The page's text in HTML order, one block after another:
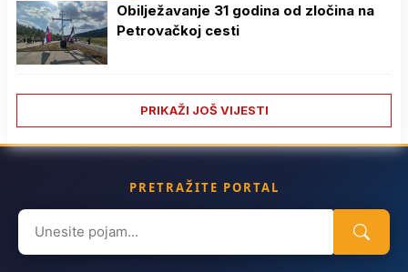
Obilježavanje 31 godina od zločina na
Petrovačkoj cesti
PRIKAŽI JOŠ VIJESTI
PRETRAŽITE PORTAL
Search
for: